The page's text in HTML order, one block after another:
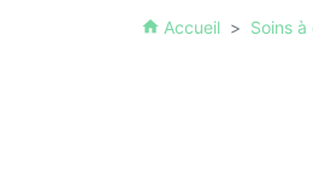
home Accueil Soins